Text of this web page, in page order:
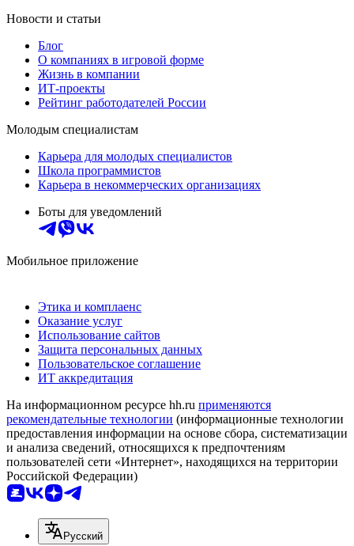
Новости и статьи
Блог
О компаниях в игровой форме
Жизнь в компании
ИТ-проекты
Рейтинг работодателей России
Молодым специалистам
Карьера для молодых специалистов
Школа программистов
Карьера в некоммерческих организациях
Боты для уведомлений
Мобильное приложение
Этика и комплаенс
Оказание услуг
Использование сайтов
Защита персональных данных
Пользовательское соглашение
ИТ аккредитация
На информационном ресурсе hh.ru применяются
рекомендательные технологии (информационные технологии
предоставления информации на основе сбора, систематизации
и анализа сведений, относящихся к предпочтениям
пользователей сети «Интернет», находящихся на территории
Российской Федерации)
Русский